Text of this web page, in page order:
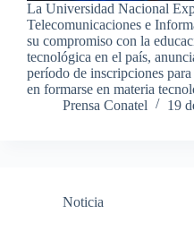
La Universidad Nacional
Telecomunicaciones e
su compromiso con la
tecnológica en el país,
período de inscripciones
en formarse en materia
Prensa Conatel
19
Noticia